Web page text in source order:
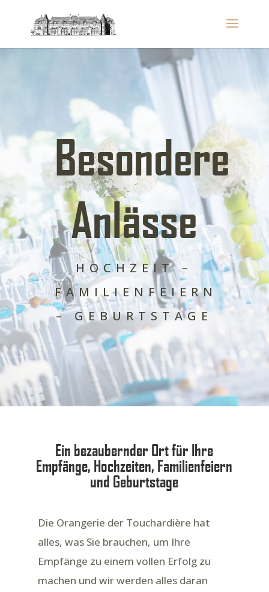
Besondere
Anlässe
HOCHZEIT –
FAMILIENFEIERN
– GEBURTSTAGE
Ein bezaubernder Ort für Ihre
Empfänge, Hochzeiten, Familienfeiern
und Geburtstage
Die Orangerie der Touchardière hat
alles, was Sie brauchen, um Ihre
Empfänge zu einem vollen Erfolg zu
machen und wir werden alles daran